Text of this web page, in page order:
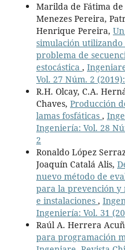
Marilda de Fátima
Menezes Pereira,
Henrique Pereira,
simulación
problema de
estocástica ,
Vol. 27 Núm. 2
R.H. Olcay, C.A.
Chaves, Producción
lamas fosfáticas ,
Ingeniería: Vol. 28
2
Ronaldo López
Joaquín Catalá Alis,
nuevo método de
para la prevención y
e instalaciones ,
Ingeniería: Vol. 31
Raúl A. Herrera
para programación